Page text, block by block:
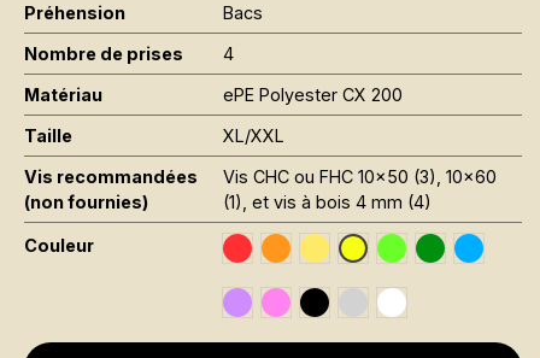
Préhension
Bacs
Nombre de prises
4
Matériau
ePE Polyester CX 200
Taille
XL/XXL
Vis recommandées
(non fournies)
Vis CHC ou FHC 10x50 (3), 10x60
(1), et vis à bois 4 mm (4)
Couleur Traffic Red RAL 3020
Orange Fluo RAL 2005
Jaune Pantone 116C
Jaune Fluo RAL 1026
Vert FluoLeaf Green
Sky
Signal Violet RAL 4008
Rose Fluo Pantone 806C
Black RAL 9005
Gris RAL 7001
Traffic White RAL